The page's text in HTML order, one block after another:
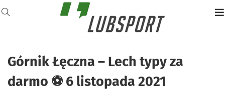
Górnik Łęczna – Lech typy za
darmo ⚽ 6 listopada 2021